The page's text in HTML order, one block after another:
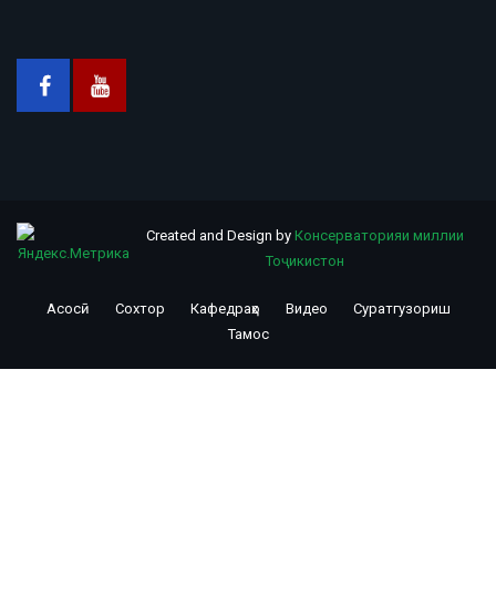
Created and Design by Консерваторияи миллии
Тоҷикистон
menu
Асосӣ Сохтор Кафедраҳо Видео
Суратгузориш
Тамос